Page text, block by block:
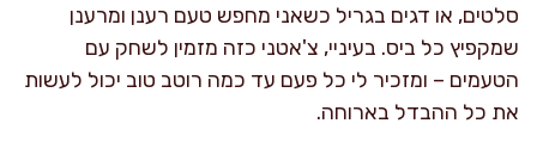
סלטים, או דגים בגריל כשאני מחפש טעם רענן ומרענן
שמקפיץ כל ביס. בעיניי, צ'אטני כזה מזמין לשחק עם
הטעמים – ומזכיר לי כל פעם עד כמה רוטב טוב יכול לעשות
את כל ההבדל בארוחה.